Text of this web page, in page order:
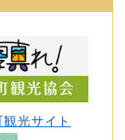
観光サイト